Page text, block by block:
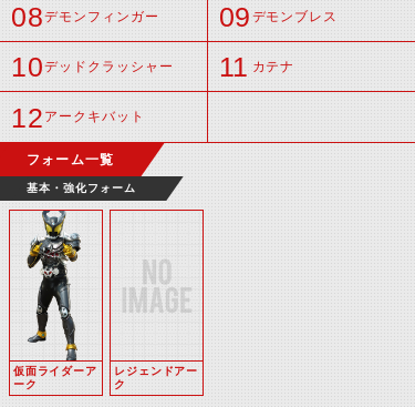
デモンフィンガー デモンブレス
デッドクラッシャー カテナ
アークキバット
フォーム一覧
基本・強化フォーム
仮面ライダーア
ーク
レジェンドアー
ク